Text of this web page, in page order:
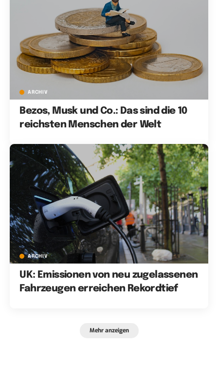
ARCHIV
Bezos, Musk und Co.: Das sind die 10
reichsten Menschen der Welt
ARCHIV
UK: Emissionen von neu zugelassenen
Fahrzeugen erreichen Rekordtief
Mehr anzeigen